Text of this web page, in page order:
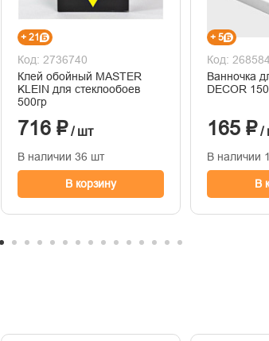
+ 21
Код: 2736740
Клей обойный MASTER
KLEIN для стеклообоев
500гр
716 ₽/ шт
В наличии 36 шт
В корзину
+ 5
Код:
Ванночка
DECOR
165 ₽ /
В наличии
В